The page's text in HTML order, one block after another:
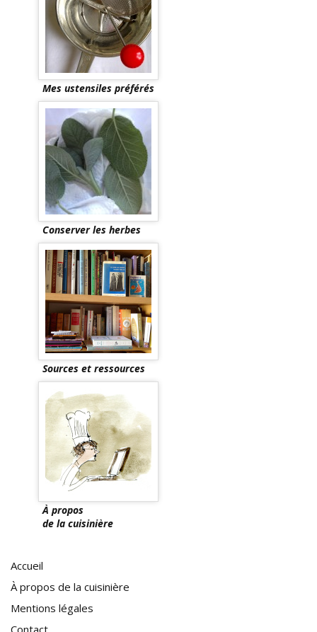
Mes ustensiles préférés
Conserver les herbes
Sources et ressources
À propos
de la cuisinière
Accueil
À propos de la cuisinière
Mentions légales
Contact